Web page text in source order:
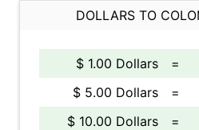
DOLLARS TO
$ 1.00 Dollars =
$ 5.00 Dollars
=
$ 10.00 Dollars
=